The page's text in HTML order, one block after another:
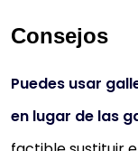
Consejos
Puedes usar
en lugar de las